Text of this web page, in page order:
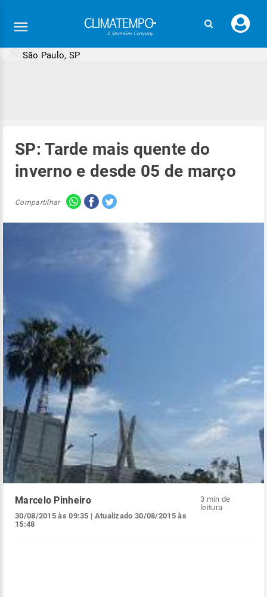
seu
São Paulo, SP
SP: Tarde mais quente do
inverno e desde 05 de março
Compartilhar
Marcelo Pinheiro
30/08/2015 às 09:35 | Atualizado 30/08/2015 às
15:48
3 min de
leitura